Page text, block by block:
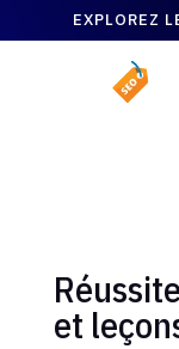
EXPLOREZ
et